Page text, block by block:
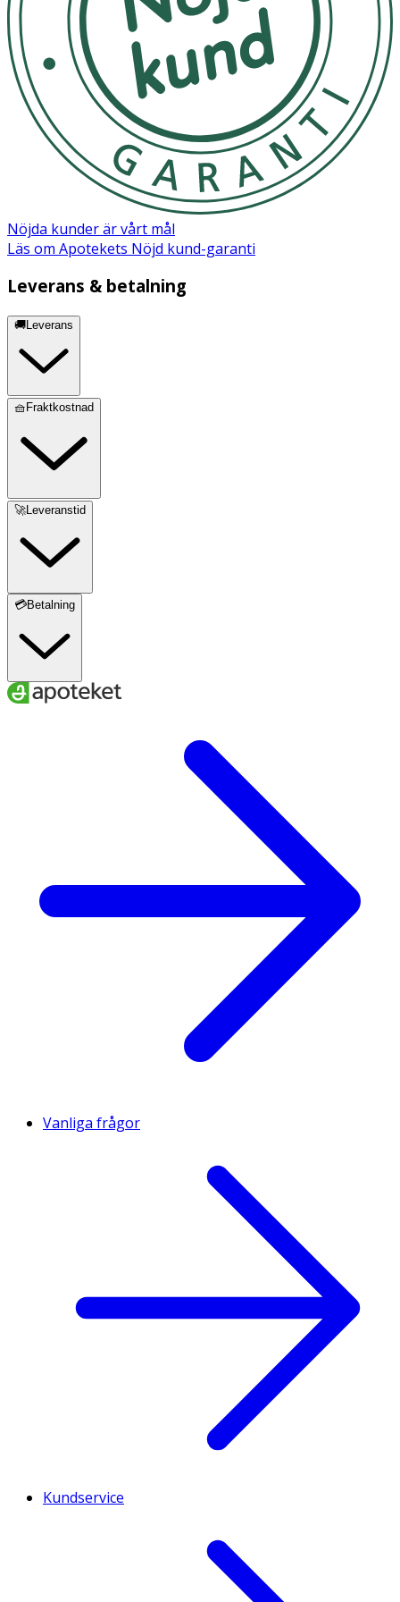
Nöjda kunder är vårt mål
Läs om Apotekets Nöjd kund-garanti
Leverans & betalning
🚚Leverans
🧺Fraktkostnad
🚀Leveranstid
💳Betalning
Vanliga frågor
Kundservice